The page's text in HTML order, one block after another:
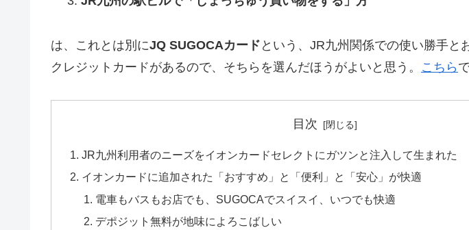
は、これとは別にJQ SUGOCAカード という、JR九州関係での使い勝手と
クレジットカードがあるので、そちらを選んだほうがよいと思う。 こちら
目次
JR九州利用者のニーズをイオンカードセレクトにガツンと注入して生まれた
イオンカードに追加された「おすすめ」と「便利」と「安心」が快適
電車もバスもお店でも、SUGOCAでスイスイ、いつでも快適
デポジット無料が地味によろこばしい